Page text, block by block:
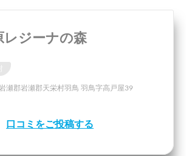
レジーナの森
瀬郡岩瀬郡天栄村羽鳥 羽鳥字高戸屋39
口コミをご投稿する